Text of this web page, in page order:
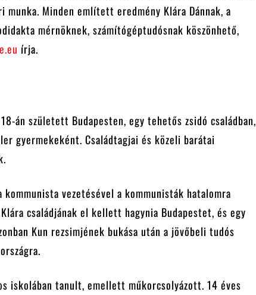
Minden említett eredmény Klára Dánnak, a
mérnöknek, számítógéptudósnak köszönhető,
írja.
án született Budapesten, egy tehetős zsidó családban,
gyermekeként. Családtagjai és közeli barátai
kommunista vezetésével a kommunisták hatalomra
családjának el kellett hagynia Budapestet, és egy
Kun rezsimjének bukása után a jövőbeli tudós
iskolában tanult, emellett műkorcsolyázott. 14 éves